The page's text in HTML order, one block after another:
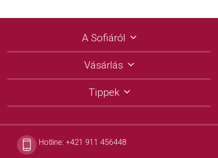
A Sofiáról
Vásárlás
Tippek
Hotline: +421 911 456448